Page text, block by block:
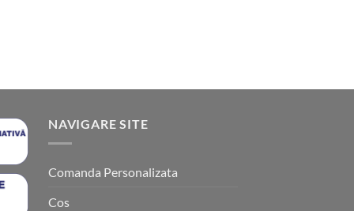
NAVIGARE SITE
Comanda Personalizata
Cos